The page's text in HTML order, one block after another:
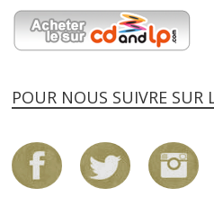
POUR NOUS SUIVRE SUR